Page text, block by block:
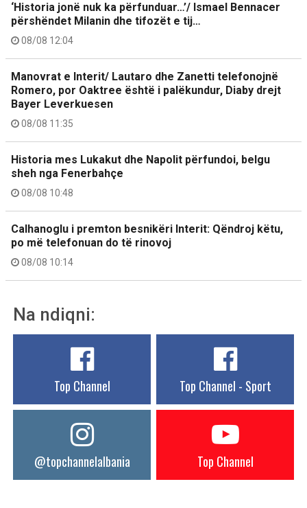
‘Historia jonë nuk ka përfunduar…’/ Ismael Bennacer
përshëndet Milanin dhe tifozët e tij…
08/08 12:04
Manovrat e Interit/ Lautaro dhe Zanetti telefonojnë
Romero, por Oaktree është i palëkundur, Diaby drejt
Bayer Leverkuesen
08/08 11:35
Historia mes Lukakut dhe Napolit përfundoi, belgu
sheh nga Fenerbahçe
08/08 10:48
Calhanoglu i premton besnikëri Interit: Qëndroj këtu,
po më telefonuan do të rinovoj
08/08 10:14
Na ndiqni:
Top Channel Top Channel - Sport
@topchannelalbania Top Channel